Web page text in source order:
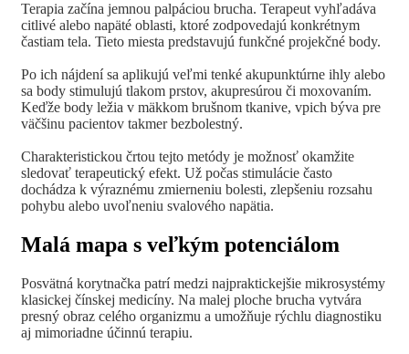
Terapia začína jemnou palpáciou brucha. Terapeut vyhľadáva
citlivé alebo napäté oblasti, ktoré zodpovedajú konkrétnym
častiam tela. Tieto miesta predstavujú funkčné projekčné body.
Po ich nájdení sa aplikujú veľmi tenké akupunktúrne ihly alebo
sa body stimulujú tlakom prstov, akupresúrou či moxovaním.
Keďže body ležia v mäkkom brušnom tkanive, vpich býva pre
väčšinu pacientov takmer bezbolestný.
Charakteristickou črtou tejto metódy je možnosť okamžite
sledovať terapeutický efekt. Už počas stimulácie často
dochádza k výraznému zmierneniu bolesti, zlepšeniu rozsahu
pohybu alebo uvoľneniu svalového napätia.
Malá mapa s veľkým potenciálom
Posvätná korytnačka patrí medzi najpraktickejšie mikrosystémy
klasickej čínskej medicíny. Na malej ploche brucha vytvára
presný obraz celého organizmu a umožňuje rýchlu diagnostiku
aj mimoriadne účinnú terapiu.